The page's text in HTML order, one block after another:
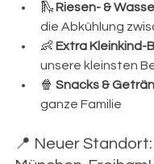
🛝 Riesen- &
die Abkühlung
👶 Extra Kleinkind-
unsere kleinsten
🍿 Snacks &
ganze Familie
📍 Neuer